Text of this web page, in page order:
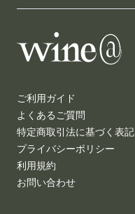
ご利用ガイド
よくあるご質問
特定商取引法に基づく表記
プライバシーポリシー
利用規約
お問い合わせ